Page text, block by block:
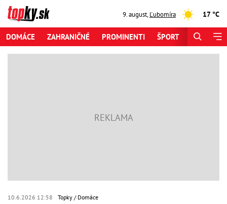
9. august,Ľubomíra 17 °C
DOMÁCE ZAHRANIČNÉ PROMINENTI ŠPORT
10.6.2026 12:58 Topky Domáce